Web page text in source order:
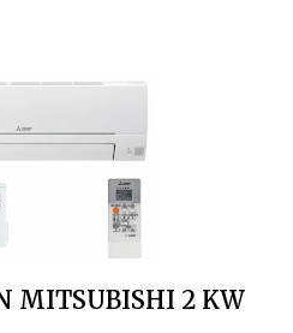
MITSUBISHI 2 KW